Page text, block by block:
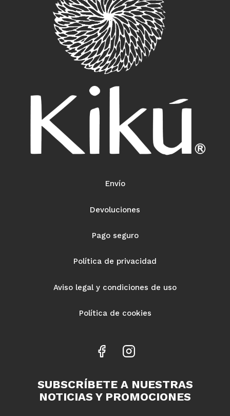
Envío
Devoluciones
Pago seguro
Política de privacidad
Aviso legal y condiciones de uso
Política de cookies
Facebook
SUBSCRÍBETE A NUESTRAS
NOTICIAS Y PROMOCIONES